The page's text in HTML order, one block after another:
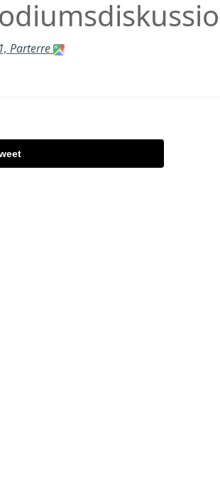
Parterre